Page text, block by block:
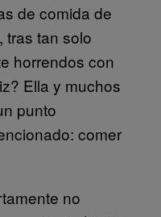
de comida de
tras tan solo
horrendos con
Ella y muchos
punto
comer
no